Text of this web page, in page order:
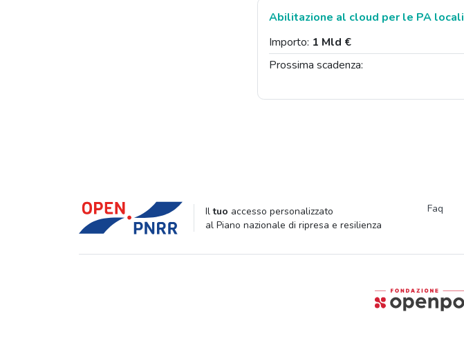
Abilitazione al cloud per le PA locali
Importo: 1 Mld €
Prossima scadenza:
Iltuo accesso personalizzato
al Piano nazionale di ripresa e resilienza
Faq